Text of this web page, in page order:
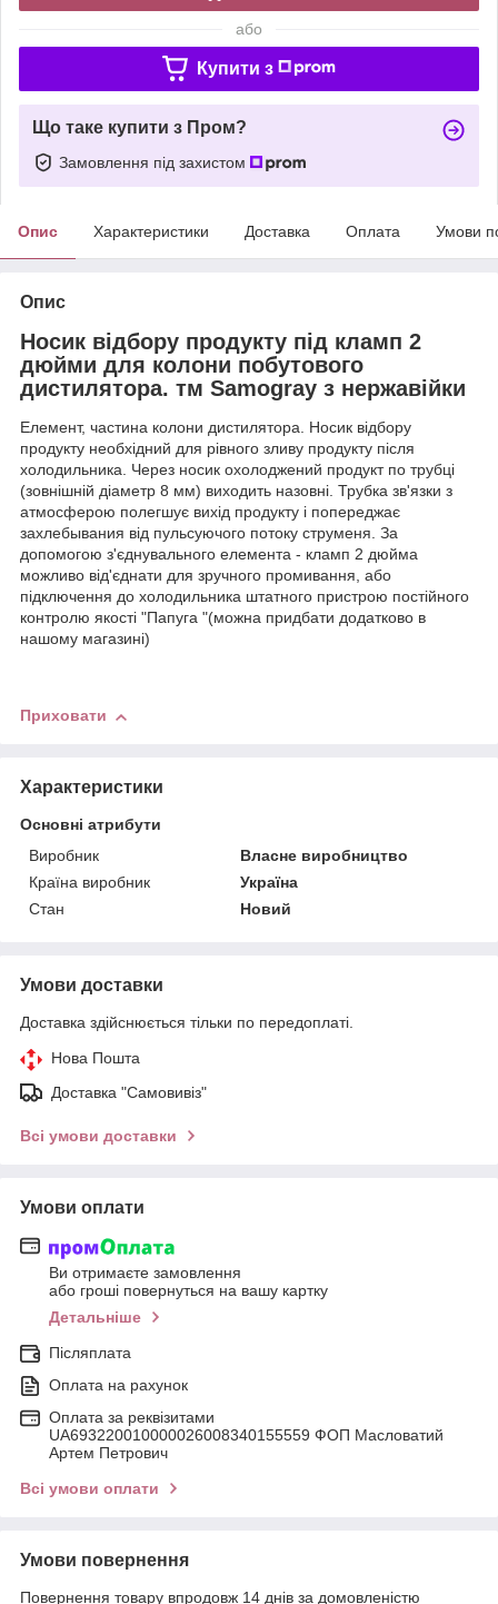
або
Купити з
Що таке купити з Пром?
Замовлення під захистом
Опис Характеристики Доставка Оплата Умови
Опис
Носик відбору продукту під кламп 2
дюйми для колони побутового
дистилятора. тм Samogray з нержавійки
Елемент, частина колони дистилятора. Носик відбору
продукту необхідний для рівного зливу продукту після
холодильника. Через носик охолоджений продукт по трубці
(зовнішній діаметр 8 мм) виходить назовні. Трубка зв'язки з
атмосферою полегшує вихід продукту і попереджає
захлебывания від пульсуючого потоку струменя. За
допомогою з'єднувального елемента - кламп 2 дюйма
можливо від'єднати для зручного промивання, або
підключення до холодильника штатного пристрою постійного
контролю якості "Папуга "(можна придбати додатково в
нашому магазині)
Приховати
Характеристики
Основні атрибути
Виробник
Власне виробництво
Країна виробник
Україна
Стан
Новий
Умови доставки
Доставка здійснюється тільки по передоплаті.
Нова Пошта
Доставка "Самовивіз"
Всі умови доставки
Умови оплати
Ви отримаєте замовлення
або гроші повернуться на вашу картку
Детальніше
Післяплата
Оплата на рахунок
Оплата за реквізитами
UA693220010000026008340155559 ФОП Масловатий
Артем Петрович
Всі умови оплати
Умови повернення
Повернення товару впродовж 14 днів за домовленістю